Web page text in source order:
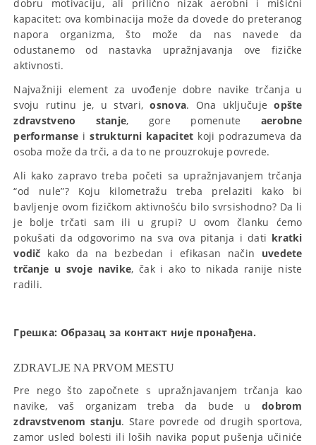
dobru motivaciju, ali prilično nizak aerobni i mišićni
kapacitet: ova kombinacija može da dovede do preteranog
napora organizma, što može da nas navede da
odustanemo od nastavka upražnjavanja ove fizičke
aktivnosti.
Najvažniji element za uvođenje dobre navike trčanja u
svoju rutinu je, u stvari,osnova. Ona uključujeopšte
zdravstveno stanje, gore pomenute aerobne
performanse istrukturni kapacitet koji podrazumeva da
osoba može da trči, a da to ne prouzrokuje povrede.
Ali kako zapravo treba početi sa upražnjavanjem trčanja
“od nule”? Koju kilometražu treba prelaziti kako bi
bavljenje ovom fizičkom aktivnošću bilo svrsishodno? Da li
je bolje trčati sam ili u grupi? U ovom članku ćemo
pokušati da odgovorimo na sva ova pitanja i dati kratki
vodič kako da na bezbedan i efikasan način uvedete
trčanje u svoje navike, čak i ako to nikada ranije niste
radili.
Грешка: Образац за контакт није пронађена.
ZDRAVLJE NA PRVOM MESTU
Pre nego što započnete s upražnjavanjem trčanja kao
navike, vaš organizam treba da bude udobrom
zdravstvenom stanju. Stare povrede od drugih sportova,
zamor usled bolesti ili loših navika poput pušenja učiniće